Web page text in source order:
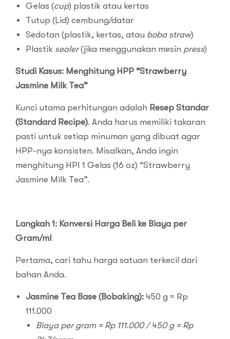
Gelas (cup) plastik atau kertas
Tutup (Lid) cembung/datar
Sedotan (plastik, kertas, atau boba straw)
Plastik sealer(jika menggunakan mesin press)
Studi Kasus: Menghitung HPP “Strawberry
Jasmine Milk Tea”
Kunci utama perhitungan adalah Resep Standar
(Standard Recipe). Anda harus memiliki takaran
pasti untuk setiap minuman yang dibuat agar
HPP-nya konsisten. Misalkan, Anda ingin
menghitung HPI 1 Gelas (16 oz) “Strawberry
Jasmine Milk Tea”.
Langkah 1: Konversi Harga Beli ke Biaya per
Gram/ml
Pertama, cari tahu harga satuan terkecil dari
bahan Anda.
Jasmine Tea Base (Bobaking): 450 g = Rp
111.000
Biaya per gram = Rp 111.000 / 450 g = Rp